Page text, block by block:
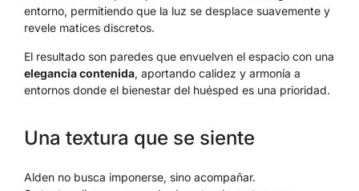
entorno, permitiendo que la luz se desplace suavemente y
revele matices discretos.
El resultado son paredes que envuelven el espacio con una
elegancia contenida, aportando calidez y armonía a
entornos donde el bienestar del huésped es una prioridad.
Una textura que se siente
Alden no busca imponerse, sino acompañar.